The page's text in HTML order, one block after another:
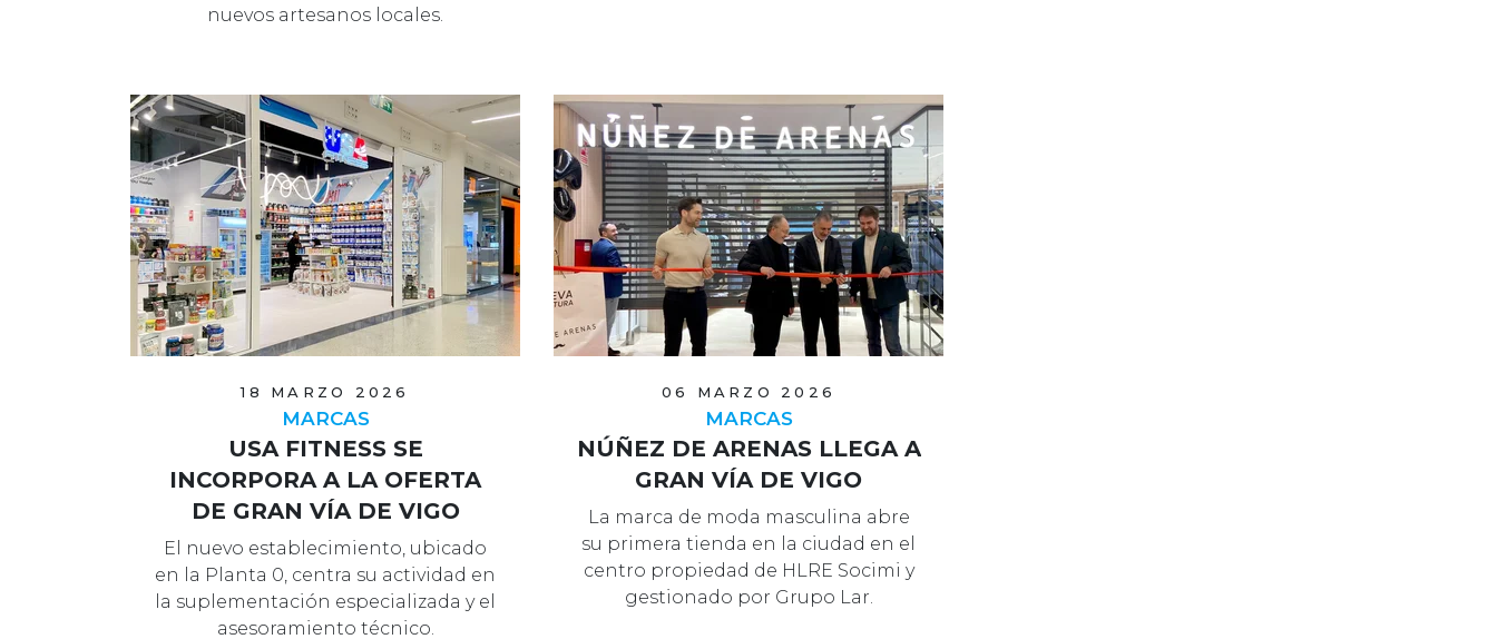
nuevos artesanos locales.
18 MARZO 2026
MARCAS
USA FITNESS SE
INCORPORA A LA OFERTA
DE GRAN VÍA DE VIGO
El nuevo establecimiento, ubicado
en la Planta 0, centra su actividad en
la suplementación especializada y el
asesoramiento técnico.
06 MARZO 2026
MARCAS
NÚÑEZ DE ARENAS LLEGA A
GRAN VÍA DE VIGO
La marca de moda masculina abre
su primera tienda en la ciudad en el
centro propiedad de HLRE Socimi y
gestionado por Grupo Lar.